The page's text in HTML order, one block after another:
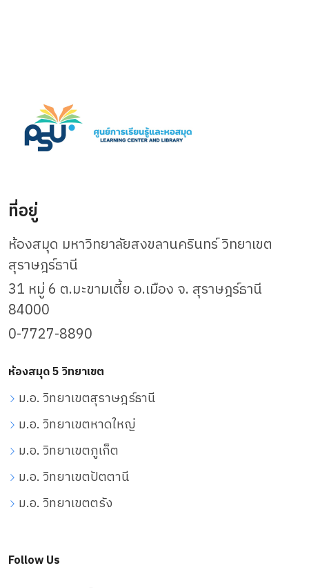
ที่อยู่
ห้องสมุด มหาวิทยาลัยสงขลานครินทร์ วิทยาเขต
สุราษฎร์ธานี
31 หมู่ 6 ต.มะขามเตี้ย อ.เมือง จ. สุราษฎร์ธานี
84000
0-7727-8890
ห้องสมุด 5 วิทยาเขต
ม.อ. วิทยาเขตสุราษฎร์ธานี
ม.อ. วิทยาเขตหาดใหญ่
ม.อ. วิทยาเขตภูเก็ต
ม.อ. วิทยาเขตปัตตานี
ม.อ. วิทยาเขตตรัง
Follow Us